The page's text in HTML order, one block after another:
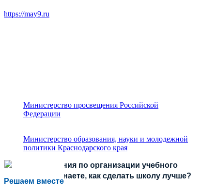
https://may9.ru
Министерство просвещения Российской
Федерации
Министерство образования, науки и молодежной
политики Краснодарского края
Решаем вместе
Есть предложения по организации учебного
процесса или знаете, как сделать школу лучше?